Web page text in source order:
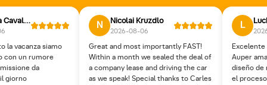
Emanuela Cavalleri
la vacanza siamo
con un rumore
da
giorno
N Nicolai Kruzdlo
2026-08-06
Great and most importantly FAST!
Within a month we sealed the deal of
a company lease and driving the car
as we speak! Special thanks to Carles
L
Auper
diseño de
el